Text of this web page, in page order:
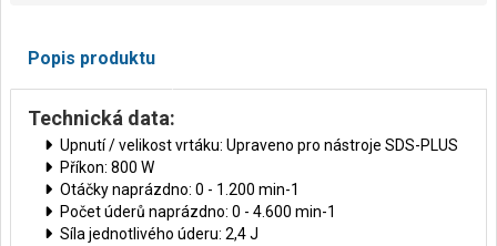
Popis produktu
Technická data:
Upnutí / velikost vrtáku: Upraveno pro nástroje SDS-PLUS
Příkon: 800 W
Otáčky naprázdno: 0 - 1.200 min-1
Počet úderů naprázdno: 0 - 4.600 min-1
Síla jednotlivého úderu: 2,4 J